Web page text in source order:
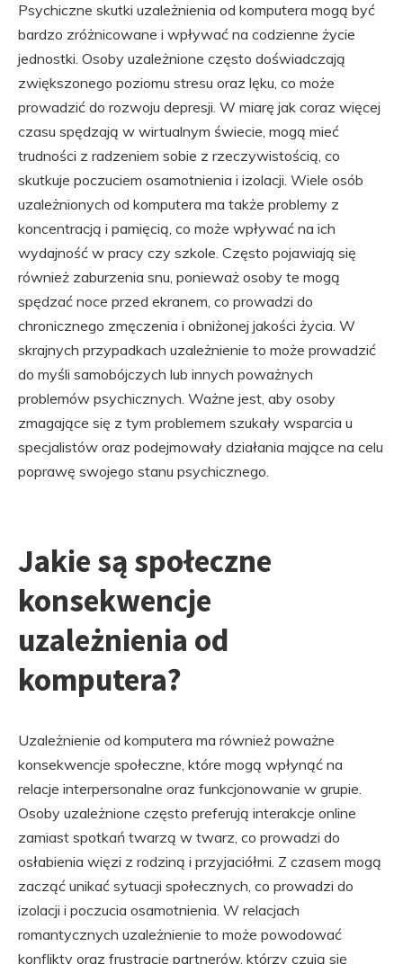
Psychiczne skutki uzależnienia od komputera mogą być
bardzo zróżnicowane i wpływać na codzienne życie
jednostki. Osoby uzależnione często doświadczają
zwiększonego poziomu stresu oraz lęku, co może
prowadzić do rozwoju depresji. W miarę jak coraz więcej
czasu spędzają w wirtualnym świecie, mogą mieć
trudności z radzeniem sobie z rzeczywistością, co
skutkuje poczuciem osamotnienia i izolacji. Wiele osób
uzależnionych od komputera ma także problemy z
koncentracją i pamięcią, co może wpływać na ich
wydajność w pracy czy szkole. Często pojawiają się
również zaburzenia snu, ponieważ osoby te mogą
spędzać noce przed ekranem, co prowadzi do
chronicznego zmęczenia i obniżonej jakości życia. W
skrajnych przypadkach uzależnienie to może prowadzić
do myśli samobójczych lub innych poważnych
problemów psychicznych. Ważne jest, aby osoby
zmagające się z tym problemem szukały wsparcia u
specjalistów oraz podejmowały działania mające na celu
poprawę swojego stanu psychicznego.
Jakie są społeczne
konsekwencje
uzależnienia od
komputera?
Uzależnienie od komputera ma również poważne
konsekwencje społeczne, które mogą wpłynąć na
relacje interpersonalne oraz funkcjonowanie w grupie.
Osoby uzależnione często preferują interakcje online
zamiast spotkań twarzą w twarz, co prowadzi do
osłabienia więzi z rodziną i przyjaciółmi. Z czasem mogą
zacząć unikać sytuacji społecznych, co prowadzi do
izolacji i poczucia osamotnienia. W relacjach
romantycznych uzależnienie to może powodować
konflikty oraz frustrację partnerów, którzy czują się